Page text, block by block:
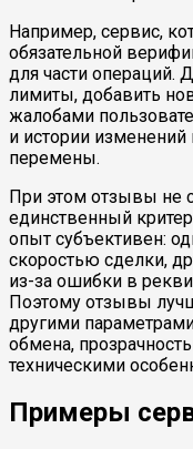
Например, сервис,
обязательной
для части операций.
лимиты, добавить
жалобами
и истории изменений
перемены.
При этом отзывы не
единственный
опыт субъективен:
скоростью сделки,
из-за ошибки в
Поэтому отзывы
другими
обмена,
техническими
Примеры